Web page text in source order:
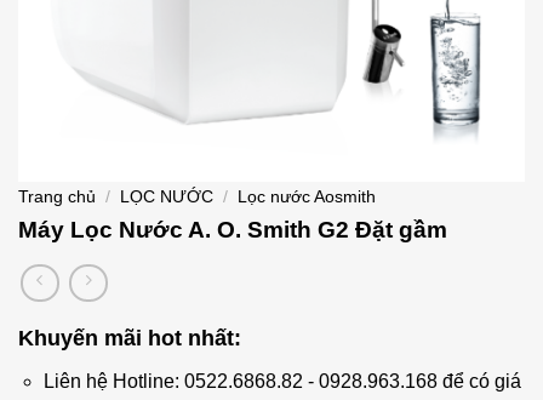
Trang chủ / LỌC NƯỚC / Lọc nước Aosmith
Máy Lọc Nước A. O. Smith G2 Đặt gầm
Khuyến mãi hot nhất:
Liên hệ Hotline: 0522.6868.82 - 0928.963.168 để có giá